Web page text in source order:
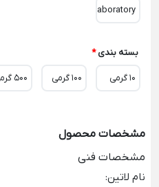
Laboratory
بسته بندی *
10 گرمی 100 گرمی 500 گرمی
مشخصات محصول
مشخصات فنی
نام لاتین: